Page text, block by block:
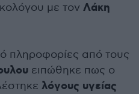
με τον Λάκη
πληροφορίες από τους
ειπώθηκε πως ο
λόγους υγείας